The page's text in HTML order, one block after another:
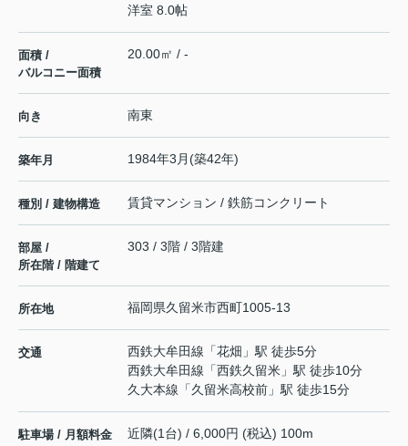
洋室 8.0帖
面積 /
バルコニー面積
20.00㎡ / -
向き 南東
築年月 1984年3月(築42年)
種別 / 建物構造 賃貸マンション / 鉄筋コンクリート
部屋 /
所在階 / 階建て
303 / 3階 / 3階建
所在地 福岡県久留米市西町1005-13
交通 西鉄大牟田線 「花畑 」駅 徒歩5分
西鉄大牟田線 「西鉄久留米 」駅 徒歩10分
久大本線 「久留米高校前 」駅 徒歩15分
駐車場 / 月額料金 近隣(1台) / 6,000円 (税込) 100m